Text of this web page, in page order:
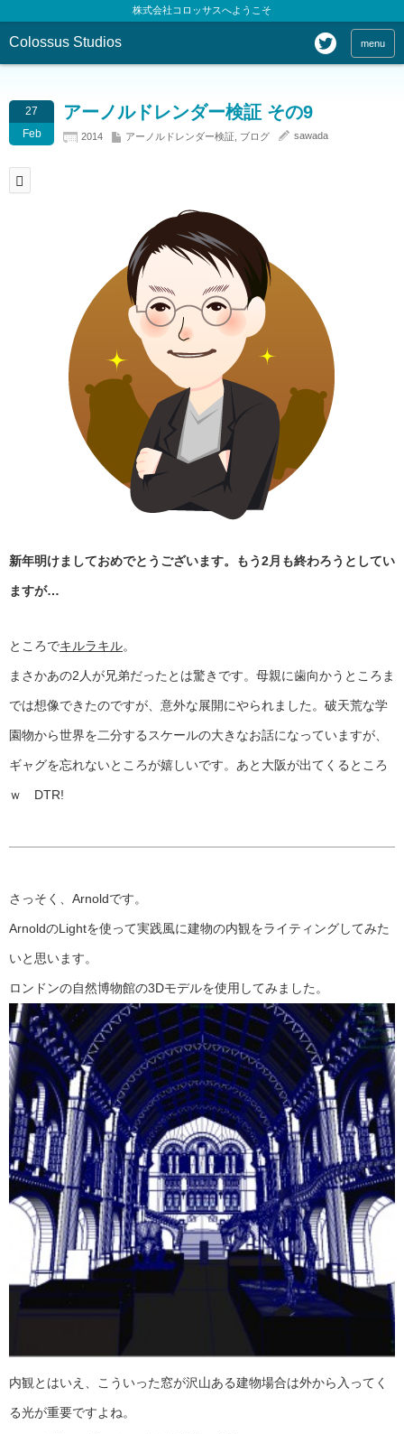
株式会社コロッサスへようこそ
Colossus Studios menu
27
Feb
アーノルドレンダー検証 その9
2014 アーノルドレンダー検証 ブログ sawada
新年明けましておめでとうございます。もう2月も終わろうとしてい
ますが…
ところでキルラキル。
まさかあの2人が兄弟だったとは驚きです。母親に歯向かうところま
では想像できたのですが、意外な展開にやられました。破天荒な学
園物から世界を二分するスケールの大きなお話になっていますが、
ギャグを忘れないところが嬉しいです。あと大阪が出てくるところ
ｗ DTR!
さっそく、Arnoldです。
ArnoldのLightを使って実践風に建物の内観をライティングしてみた
いと思います。
ロンドンの自然博物館の3Dモデルを使用してみました。
内観とはいえ、こういった窓が沢山ある建物場合は外から入ってく
る光が重要ですよね。